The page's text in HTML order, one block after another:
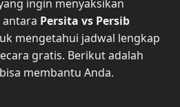
ingin menyaksikan
Persita vs Persib
mengetahui jadwal lengkap
gratis. Berikut adalah
membantu Anda.